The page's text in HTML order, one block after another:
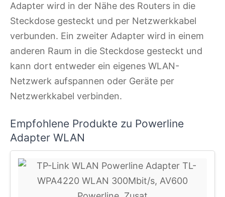
Adapter wird in der Nähe des Routers in die
Steckdose gesteckt und per Netzwerkkabel
verbunden. Ein zweiter Adapter wird in einem
anderen Raum in die Steckdose gesteckt und
kann dort entweder ein eigenes WLAN-
Netzwerk aufspannen oder Geräte per
Netzwerkkabel verbinden.
Empfohlene Produkte zu Powerline
Adapter WLAN